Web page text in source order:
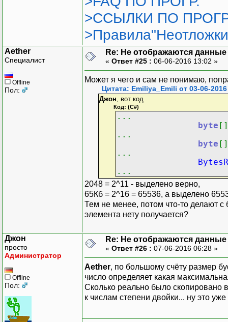
>ССЫЛКИ ПО
Aether
Специалист
Offline
Пол:
Re: Не отображаются
« Ответ #25 : 06-06-2016 13:02 »
Может я чего и сам не понимаю,
Цитата: Emiliya_Emili от 03-06-
Джон , вот код
Код: (C#)
...
byte [ ]
...
byte [ ]
...
...
2048 = 2^11 - выделено верно,
65Кб = 2^16 = 65536, а выделено
Тем не менее, потом что-то делают
элемента нету получается?
Джон
просто
Администратор
Offline
Пол:
Re: Не отображаются
« Ответ #26 : 07-06-2016 06:28 »
Aether, по большому счёту размер
число определяет какая
Сколько реально было скопировано
к числам степени двойки... ну это